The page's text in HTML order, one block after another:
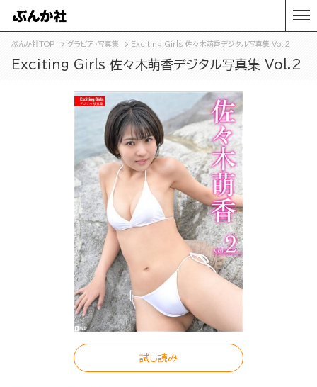
ぶんか社TOP グラビア・写真集 Exciting Girls 佐々木萌香デジタル写真集 Vol.2
Exciting Girls 佐々木萌香デジタル写真集 Vol.2
試し読み